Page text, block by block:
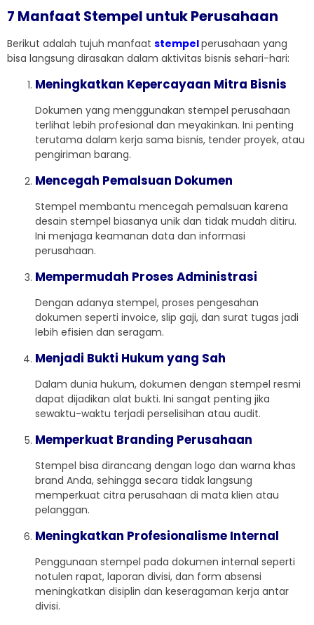
7 Manfaat Stempel untuk Perusahaan
Berikut adalah tujuh manfaat stempelperusahaan yang
bisa langsung dirasakan dalam aktivitas bisnis sehari-hari:
Meningkatkan Kepercayaan Mitra Bisnis
Dokumen yang menggunakan stempel perusahaan
terlihat lebih profesional dan meyakinkan. Ini penting
terutama dalam kerja sama bisnis, tender proyek, atau
pengiriman barang.
Mencegah Pemalsuan Dokumen
Stempel membantu mencegah pemalsuan karena
desain stempel biasanya unik dan tidak mudah ditiru.
Ini menjaga keamanan data dan informasi
perusahaan.
Mempermudah Proses Administrasi
Dengan adanya stempel, proses pengesahan
dokumen seperti invoice, slip gaji, dan surat tugas jadi
lebih efisien dan seragam.
Menjadi Bukti Hukum yang Sah
Dalam dunia hukum, dokumen dengan stempel resmi
dapat dijadikan alat bukti. Ini sangat penting jika
sewaktu-waktu terjadi perselisihan atau audit.
Memperkuat Branding Perusahaan
Stempel bisa dirancang dengan logo dan warna khas
brand Anda, sehingga secara tidak langsung
memperkuat citra perusahaan di mata klien atau
pelanggan.
Meningkatkan Profesionalisme Internal
Penggunaan stempel pada dokumen internal seperti
notulen rapat, laporan divisi, dan form absensi
meningkatkan disiplin dan keseragaman kerja antar
divisi.